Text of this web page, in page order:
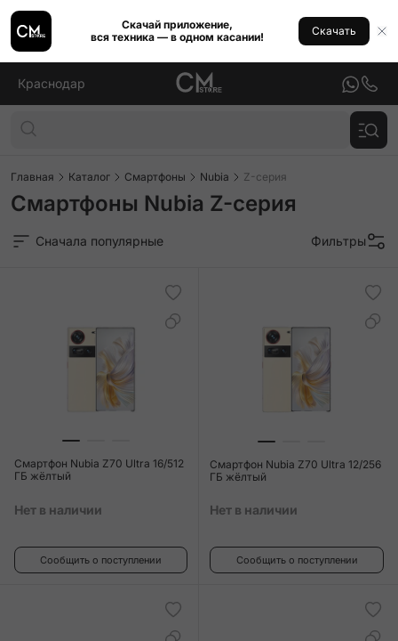
Скачай приложение,
вся техника — в одном касании!
Скачать
Краснодар
Главная Каталог Смартфоны Nubia Z-серия
Смартфоны Nubia Z-серия
Сначала популярные Фильтры
Смартфон Nubia Z70 Ultra 16/512
ГБ жёлтый
Нет в наличии
Сообщить о поступлении
Смартфон Nubia Z70 Ultra 12/256
ГБ жёлтый
Нет в наличии
Сообщить о поступлении